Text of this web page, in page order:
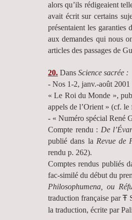
alors qu’ils rédigeaient
avait écrit sur certains
présentaient les garanties
aux demandes qui nous
articles des passages de
20. Dans Science sacrée :
- Nos 1-2, janv.-août
« Le Roi du Monde »,
appels de l’Orient » (cf.
- « Numéro spécial René
Compte rendu : De
publié dans la Revue de
rendu p. 262).
Comptes rendus publiés
fac-similé du début du
Philosophumena, ou
traduction française parŦ
la traduction, écrite par